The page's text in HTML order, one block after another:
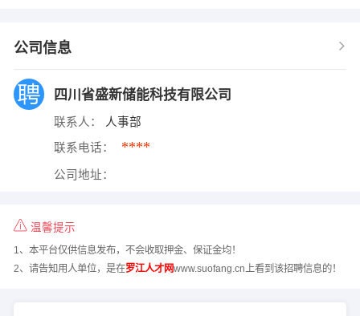
公司信息
四川省盛新储能科技有限公司
联系人： 人事部
联系电话： ****
公司地址：
温馨提示
1、本平台仅供信息发布，不会收取押金、保证金均！
2、请告知用人单位，是在罗江人才网www.suofang.cn上看到该招聘信息的！